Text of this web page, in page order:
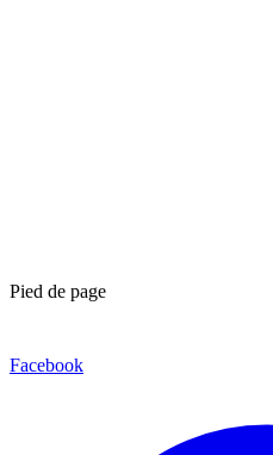
Pied de page
Facebook